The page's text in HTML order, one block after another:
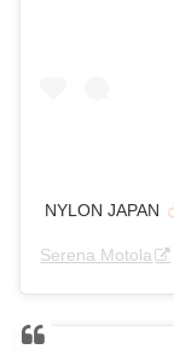
NYLON JAPAN
Serena Motola